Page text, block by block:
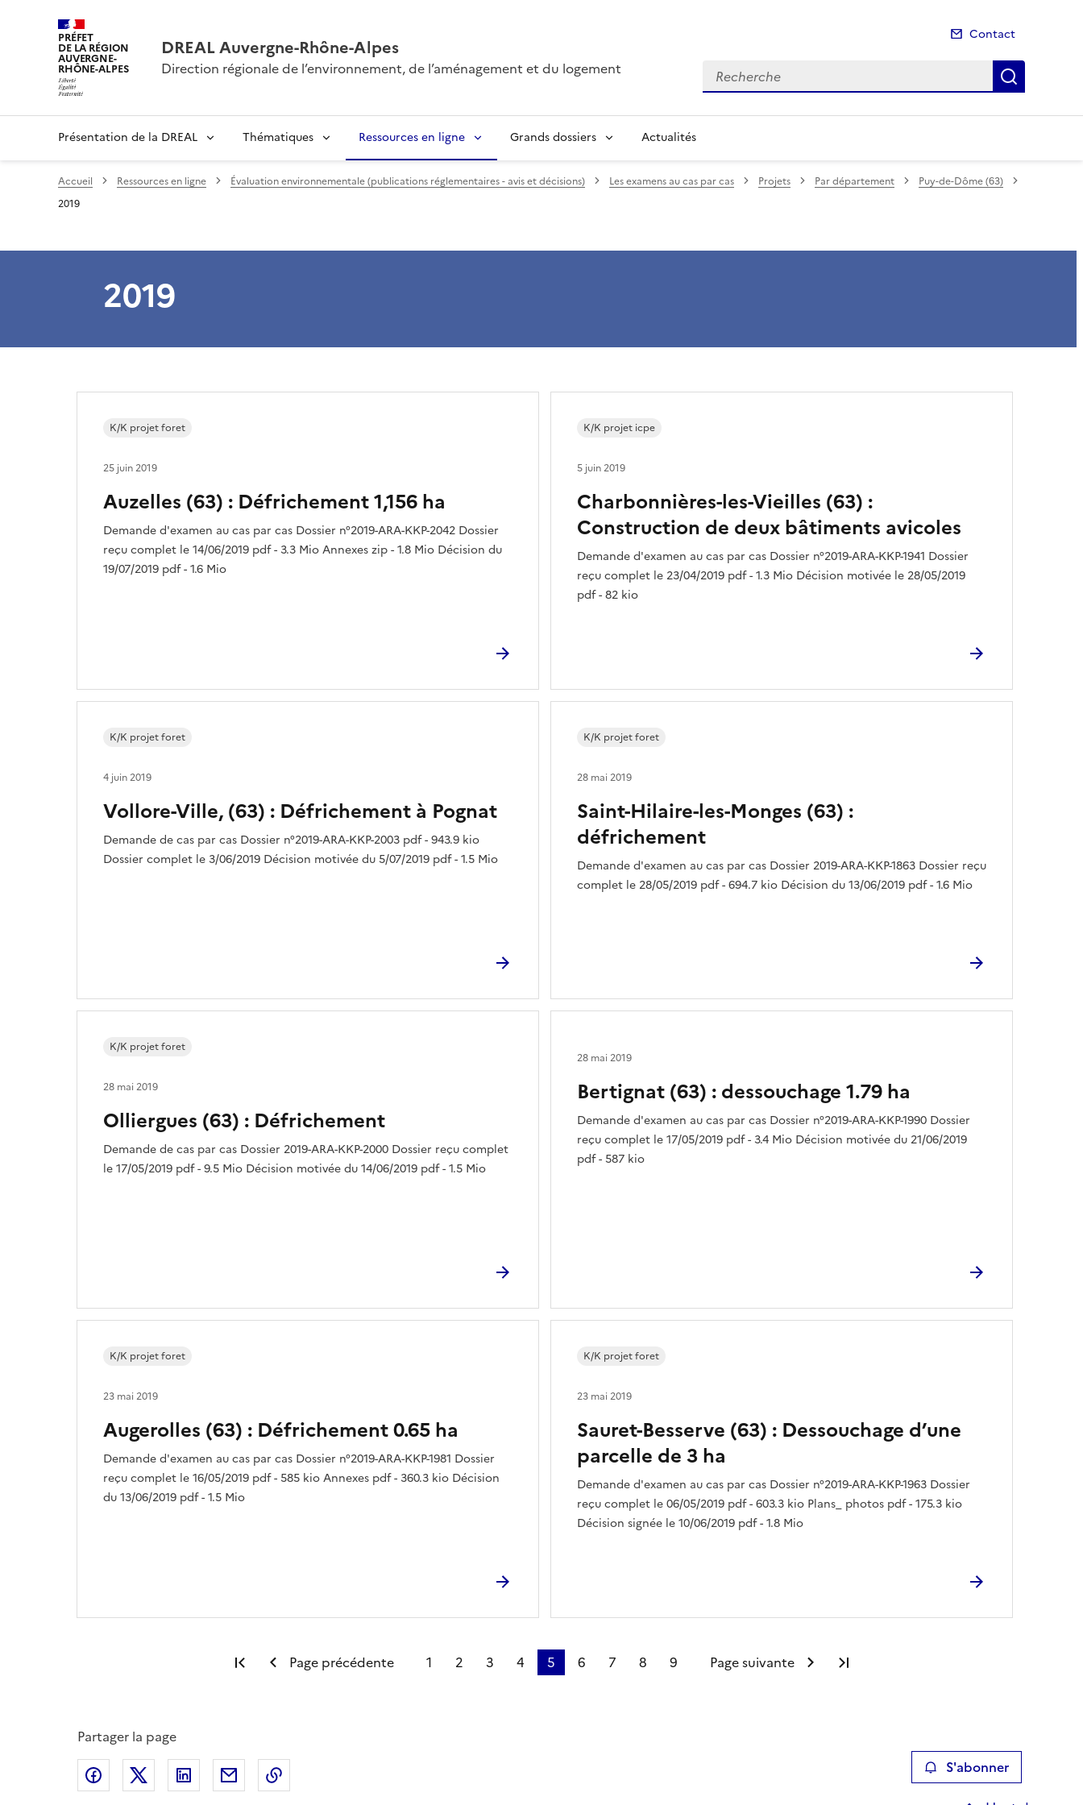
PRÉFET
DE LA RÉGION
AUVERGNE-
RHÔNE-ALPES
DREAL Auvergne-Rhône-Alpes
Direction régionale de l’environnement, de l’aménagement et du logement
Contact
Recherche
Présentation de la DREAL Thématiques Ressources en ligne Grands dossiers Actualités
Accueil Ressources en ligne Évaluation environnementale (publications réglementaires - avis et décisions) Les examens au cas par cas Projets Par département
Puy-de-Dôme (63)
2019
2019
Auzelles (63) : Défrichement 1,156 ha
Demande d'examen au cas par cas Dossier n°2019-ARA-KKP-2042 Dossier
reçu complet le 14/06/2019 pdf - 3.3 Mio Annexes zip - 1.8 Mio Décision du
19/07/2019 pdf - 1.6 Mio
K/K projet foret
25 juin 2019
Charbonnières-les-Vieilles (63) :
Construction de deux bâtiments avicoles
Demande d'examen au cas par cas Dossier n°2019-ARA-KKP-1941 Dossier
reçu complet le 23/04/2019 pdf - 1.3 Mio Décision motivée le 28/05/2019
pdf - 82 kio
K/K projet icpe
5 juin 2019
Vollore-Ville, (63) : Défrichement à Pognat
Demande de cas par cas Dossier n°2019-ARA-KKP-2003 pdf - 943.9 kio
Dossier complet le 3/06/2019 Décision motivée du 5/07/2019 pdf - 1.5 Mio
K/K projet foret
4 juin 2019
Saint-Hilaire-les-Monges (63) :
défrichement
Demande d'examen au cas par cas Dossier 2019-ARA-KKP-1863 Dossier reçu
complet le 28/05/2019 pdf - 694.7 kio Décision du 13/06/2019 pdf - 1.6 Mio
K/K projet foret
28 mai 2019
Olliergues (63) : Défrichement
Demande de cas par cas Dossier 2019-ARA-KKP-2000 Dossier reçu complet
le 17/05/2019 pdf - 9.5 Mio Décision motivée du 14/06/2019 pdf - 1.5 Mio
K/K projet foret
28 mai 2019 Bertignat (63) : dessouchage 1.79 ha
Demande d'examen au cas par cas Dossier n°2019-ARA-KKP-1990 Dossier
reçu complet le 17/05/2019 pdf - 3.4 Mio Décision motivée du 21/06/2019
pdf - 587 kio
28 mai 2019
Augerolles (63) : Défrichement 0.65 ha
Demande d'examen au cas par cas Dossier n°2019-ARA-KKP-1981 Dossier
reçu complet le 16/05/2019 pdf - 585 kio Annexes pdf - 360.3 kio Décision
du 13/06/2019 pdf - 1.5 Mio
K/K projet foret
23 mai 2019
Sauret-Besserve (63) : Dessouchage d’une
parcelle de 3 ha
Demande d'examen au cas par cas Dossier n°2019-ARA-KKP-1963 Dossier
reçu complet le 06/05/2019 pdf - 603.3 kio Plans_ photos pdf - 175.3 kio
Décision signée le 10/06/2019 pdf - 1.8 Mio
K/K projet foret
23 mai 2019
Première page
Page précédente 1 2 3 4 5 6 7 8 9 Page suivante
Partager la page
Partager sur Facebook
Partager sur XPartager sur LinkedIn
Partager par email S'abonner